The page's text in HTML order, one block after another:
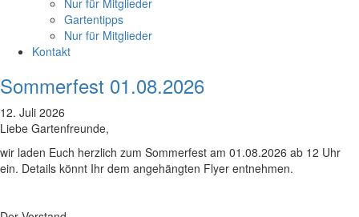
Nur für Mitglieder
Gartentipps
Nur für Mitglieder
Kontakt
Sommerfest 01.08.2026
12. Juli 2026
Liebe Gartenfreunde,
wir laden Euch herzlich zum Sommerfest am 01.08.2026 ab 12 Uhr
ein. Details könnt Ihr dem angehängten Flyer entnehmen.